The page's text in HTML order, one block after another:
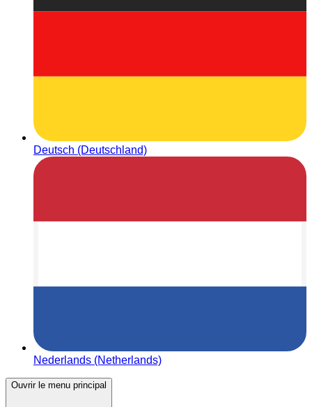
Deutsch (Deutschland)
Nederlands (Netherlands)
Ouvrir le menu principal